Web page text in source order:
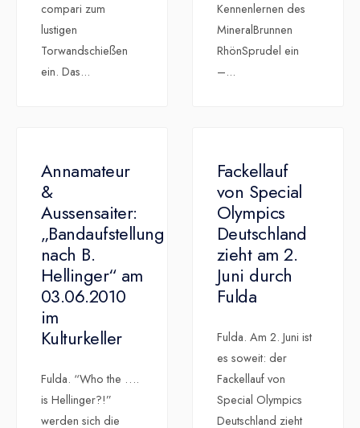
Kennenlernen des
MineralBrunnen
RhönSprudel ein
–...
compari zum
lustigen
Torwandschießen
ein. Das...
Annamateur
&
Aussensaiter:
„Bandaufstellung
nach B.
Hellinger“ am
03.06.2010
im
Kulturkeller
Fulda. “Who the ….
is Hellinger?!”
werden sich die
Fackellauf
von Special
Olympics
Deutschland
zieht am 2.
Juni durch
Fulda
Fulda. Am 2. Juni ist
es soweit: der
Fackellauf von
Special Olympics
Deutschland zieht